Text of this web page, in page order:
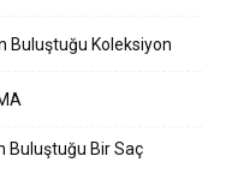
Buluştuğu Koleksiyon
Buluştuğu Bir Saç